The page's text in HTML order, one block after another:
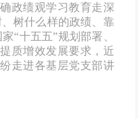
政绩观学习教育走深
树什么样的政绩、靠
“十五五”规划部署、
质增效发展要求，近
走进各基层党支部讲